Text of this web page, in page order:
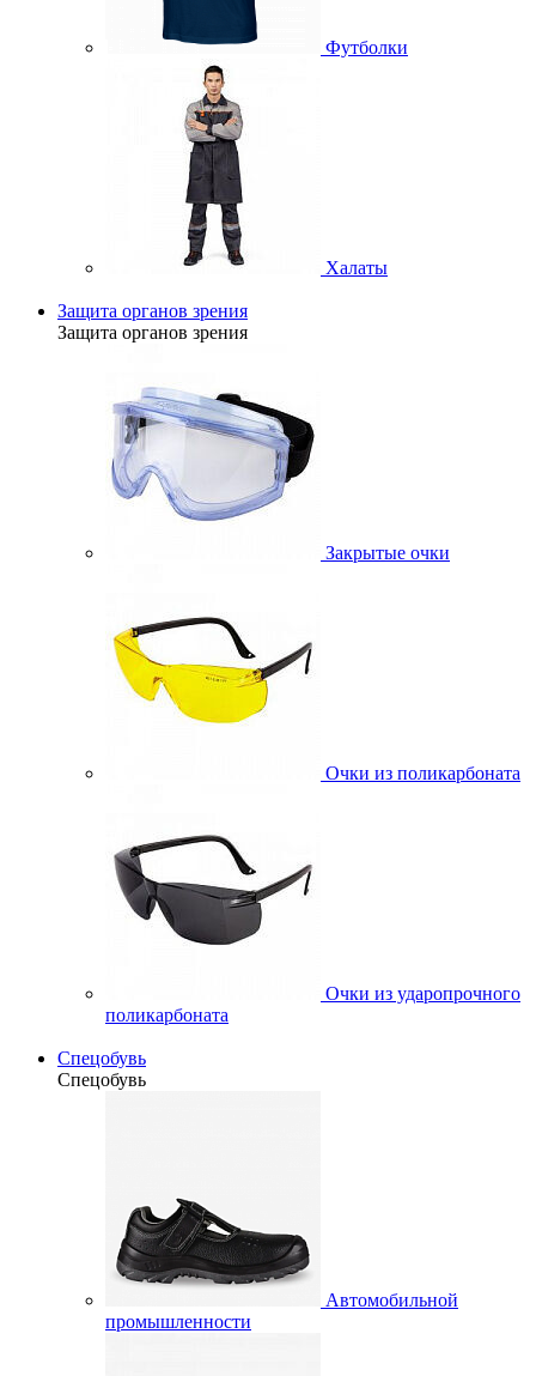
Футболки
Халаты
Защита органов зрения
Защита органов зрения
Закрытые очки
Очки из поликарбоната
Очки из ударопрочного
поликарбоната
Спецобувь
Спецобувь
Автомобильной
промышленности